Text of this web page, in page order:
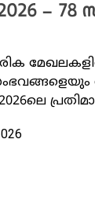
– 78